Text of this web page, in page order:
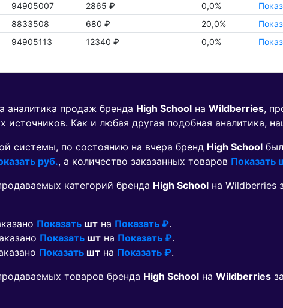
94905007 2865 ₽ 0,0%
8833508 680 ₽ 20,0%
94905113 12340 ₽ 0,0%
аналитика продаж бренда High School на Wildberries,
источников. Как и любая другая подобная аналитика,
системы, по состоянию на вчера бренд High School
руб., а количество заказанных товаров Показать
категорий бренда High School на Wildberries
Показать шт на Показать ₽.
Показать шт на Показать ₽.
Показать шт на Показать ₽.
товаров бренда High School на Wildberries